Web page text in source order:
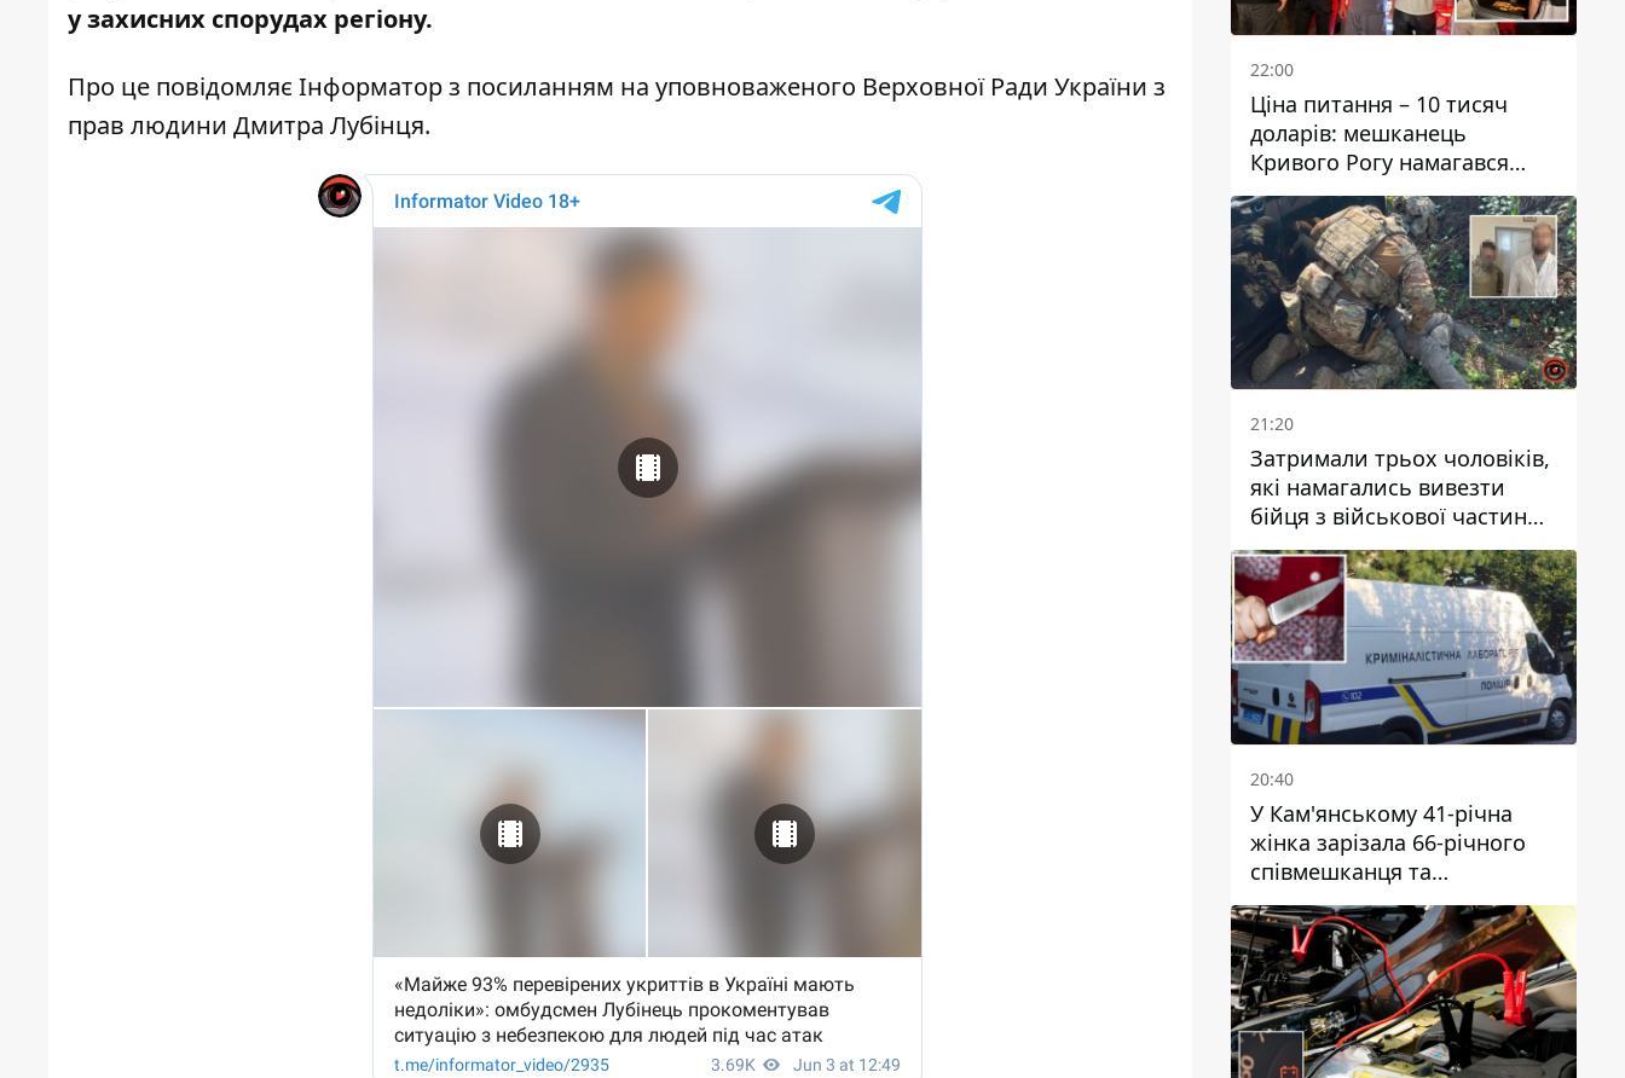
у захисних спорудах регіону.
Про це повідомляє Інформатор з посиланням на уповноваженого Верховної Ради України з
прав людини Дмитра Лубінця.
22:00
Ціна питання – 10 тисяч
доларів: мешканець
Кривого Рогу намагався
переправити чоловіка до
Словаччини
21:20
Затримали трьох чоловіків,
які намагались вивезти
бійця з військової частини
до Дніпра за 7 тисяч
доларів: серед них був лікар
20:40
У Кам'янському 41-річна
жінка зарізала 66-річного
співмешканця та
намагалась обманути
поліцейських